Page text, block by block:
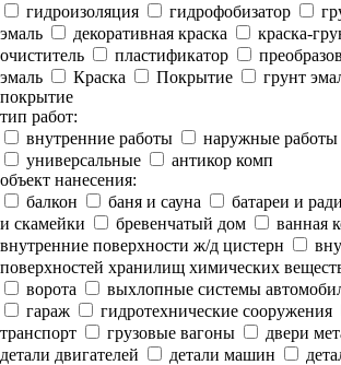
гидроизоляция
гидрофобизатор
эмаль
декоративная краска краска-
очиститель
пластификатор
эмаль
Краска Покрытие грунт
покрытие
тип работ:
внутренние работы
наружные работы
универсальные
антикор комп
объект нанесения:
балкон
баня и сауна батареи и
и скамейки
бревенчатый дом
ванная
внутренние поверхности ж/д цистерн
поверхностей хранилищ химических
ворота
выхлопные системы
гараж
гидротехнические сооружения
транспорт
грузовые вагоны
двери
детали двигателей
детали машин